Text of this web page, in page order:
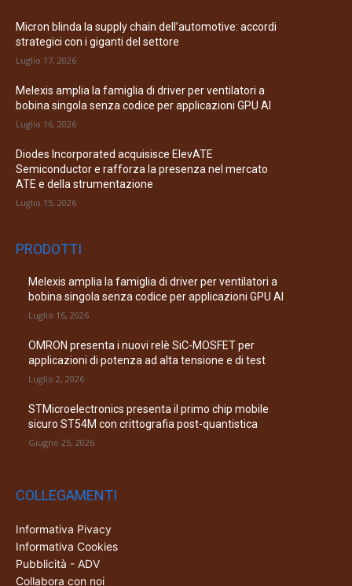
Micron blinda la supply chain dell’automotive: accordi
strategici con i giganti del settore
Luglio 17, 2026
Melexis amplia la famiglia di driver per ventilatori a
bobina singola senza codice per applicazioni GPU AI
Luglio 16, 2026
Diodes Incorporated acquisisce ElevATE
Semiconductor e rafforza la presenza nel mercato
ATE e della strumentazione
Luglio 15, 2026
PRODOTTI
Melexis amplia la famiglia di driver per ventilatori a
bobina singola senza codice per applicazioni GPU AI
Luglio 16, 2026
OMRON presenta i nuovi relè SiC-MOSFET per
applicazioni di potenza ad alta tensione e di test
Luglio 2, 2026
STMicroelectronics presenta il primo chip mobile
sicuro ST54M con crittografia post-quantistica
Giugno 25, 2026
COLLEGAMENTI
Informativa Pivacy
Informativa Cookies
Pubblicità - ADV
Collabora con noi